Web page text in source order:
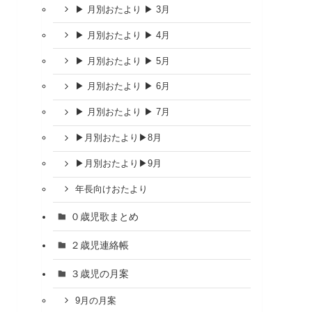
▶ 月別おたより ▶ 3月
▶ 月別おたより ▶ 4月
▶ 月別おたより ▶ 5月
▶ 月別おたより ▶ 6月
▶ 月別おたより ▶ 7月
▶︎月別おたより▶︎8月
▶︎月別おたより▶︎9月
年長向けおたより
０歳児歌まとめ
２歳児連絡帳
３歳児の月案
9月の月案